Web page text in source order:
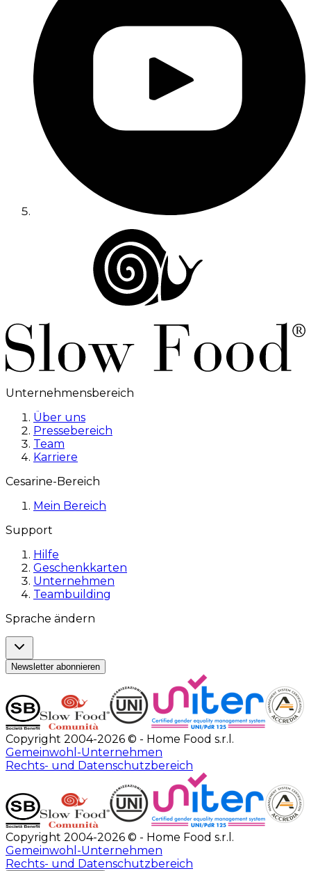
Unternehmensbereich
Über uns
Pressebereich
Team
Karriere
Cesarine-Bereich
Mein Bereich
Support
Hilfe
Geschenkkarten
Unternehmen
Teambuilding
Sprache ändern
Newsletter abonnieren
Copyright 2004-2026 © - Home Food s.r.l.
Gemeinwohl-Unternehmen
Rechts- und Datenschutzbereich
Copyright 2004-2026 © - Home Food s.r.l.
Gemeinwohl-Unternehmen
Rechts- und Datenschutzbereich